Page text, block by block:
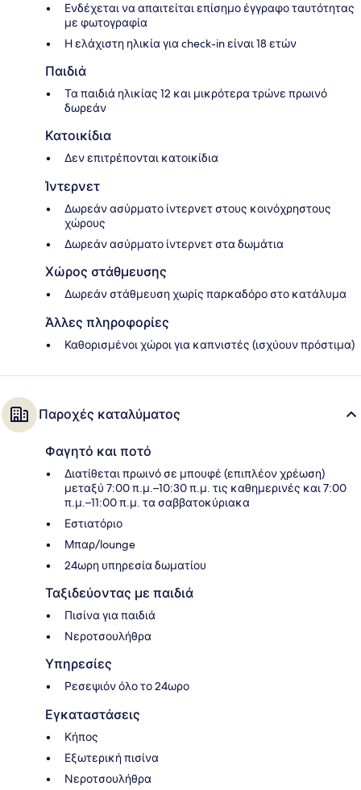
Ενδέχεται να απαιτείται επίσημο έγγραφο ταυτότητας
με φωτογραφία
Η ελάχιστη ηλικία για check-in είναι 18 ετών
Παιδιά
Τα παιδιά ηλικίας 12 και μικρότερα τρώνε πρωινό
δωρεάν
Κατοικίδια
Δεν επιτρέπονται κατοικίδια
Ίντερνετ
Δωρεάν ασύρματο ίντερνετ στους κοινόχρηστους
χώρους
Δωρεάν ασύρματο ίντερνετ στα δωμάτια
Χώρος στάθμευσης
Δωρεάν στάθμευση χωρίς παρκαδόρο στο κατάλυμα
Άλλες πληροφορίες
Καθορισμένοι χώροι για καπνιστές (ισχύουν πρόστιμα)
Παροχές καταλύματος
Φαγητό και ποτό
Διατίθεται πρωινό σε μπουφέ (επιπλέον χρέωση)
μεταξύ 7:00 π.μ.–10:30 π.μ. τις καθημερινές και 7:00
π.μ.–11:00 π.μ. τα σαββατοκύριακα
Εστιατόριο
Μπαρ/lounge
24ωρη υπηρεσία δωματίου
Ταξιδεύοντας με παιδιά
Πισίνα για παιδιά
Νεροτσουλήθρα
Υπηρεσίες
Ρεσεψιόν όλο το 24ωρο
Εγκαταστάσεις
Κήπος
Εξωτερική πισίνα
Νεροτσουλήθρα